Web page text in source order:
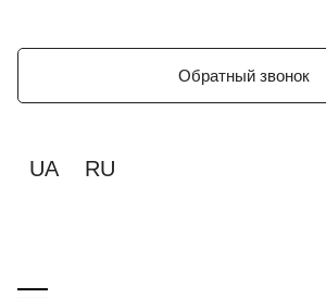
Обратный звонок
UA RU